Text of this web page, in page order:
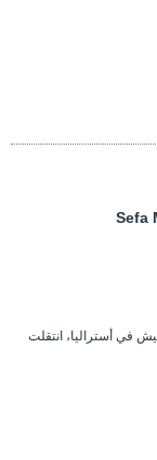
Sefa
1990. بعد 10 سنوات من العيش في أستراليا، انتقلت